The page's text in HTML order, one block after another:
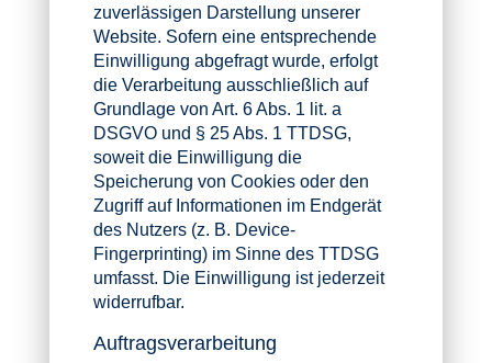
zuverlässigen Darstellung unserer
Website. Sofern eine entsprechende
Einwilligung abgefragt wurde, erfolgt
die Verarbeitung ausschließlich auf
Grundlage von Art. 6 Abs. 1 lit. a
DSGVO und § 25 Abs. 1 TTDSG,
soweit die Einwilligung die
Speicherung von Cookies oder den
Zugriff auf Informationen im Endgerät
des Nutzers (z. B. Device-
Fingerprinting) im Sinne des TTDSG
umfasst. Die Einwilligung ist jederzeit
widerrufbar.
Auftragsverarbeitung